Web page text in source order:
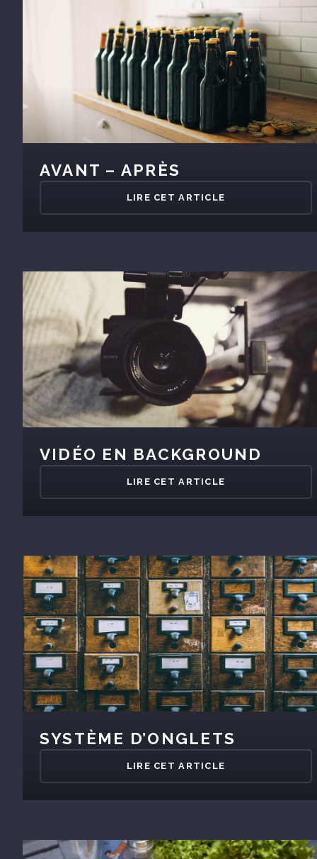
AVANT – APRÈS
LIRE CET ARTICLE
VIDÉO EN BACKGROUND
LIRE CET ARTICLE
SYSTÈME D’ONGLETS
LIRE CET ARTICLE